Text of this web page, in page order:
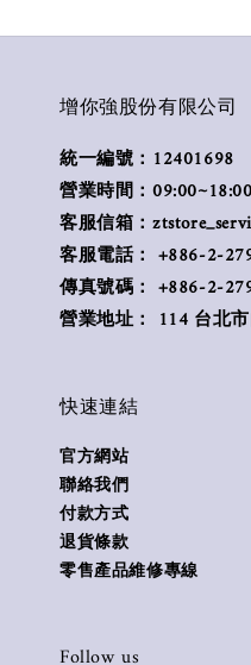
增你強股份有限公司
統一編號：12401698
營業時間：09:00~18:00
客服信箱：
客服電話： +886-2-
傳真號碼： +886-2-
營業地址： 114 台北
快速連結
官方網站
聯絡我們
付款方式
退貨條款
零售產品維修專線
Follow us